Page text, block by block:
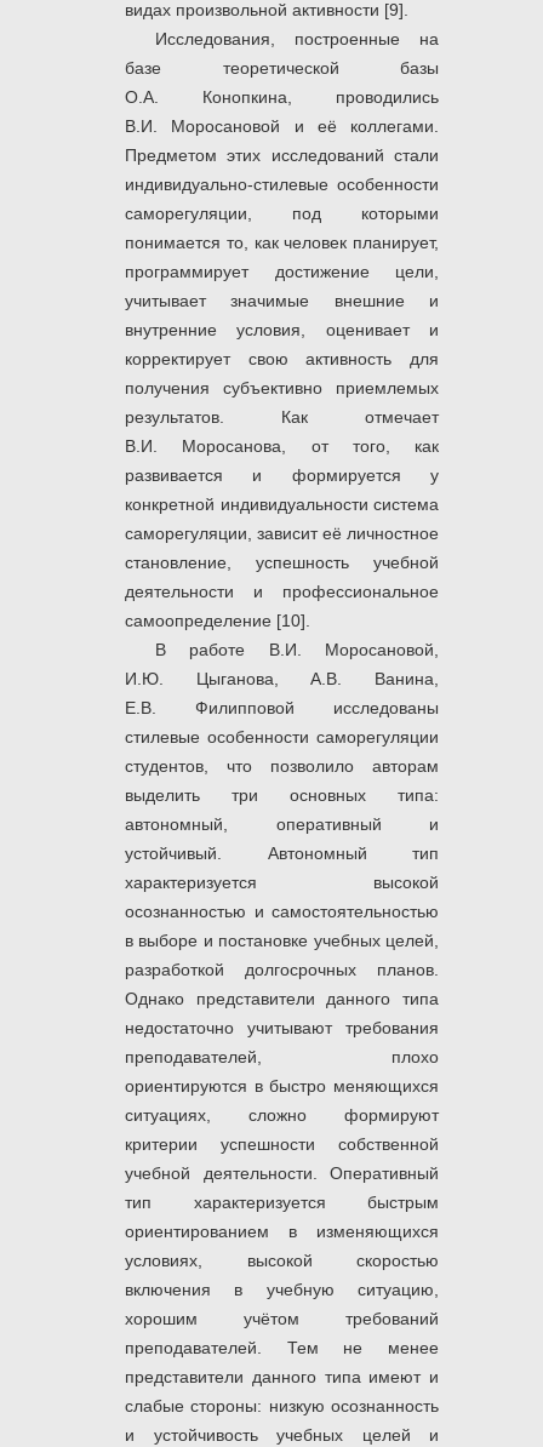
видах произвольной активности [9].
Исследования, построенные на
базе теоретической базы
О.А. Конопкина, проводились
В.И. Моросановой и её коллегами.
Предметом этих исследований стали
индивидуально-стилевые особенности
саморегуляции, под которыми
понимается то, как человек планирует,
программирует достижение цели,
учитывает значимые внешние и
внутренние условия, оценивает и
корректирует свою активность для
получения субъективно приемлемых
результатов. Как отмечает
В.И. Моросанова, от того, как
развивается и формируется у
конкретной индивидуальности система
саморегуляции, зависит её личностное
становление, успешность учебной
деятельности и профессиональное
самоопределение [10].
В работе В.И. Моросановой,
И.Ю. Цыганова, А.В. Ванина,
Е.В. Филипповой исследованы
стилевые особенности саморегуляции
студентов, что позволило авторам
выделить три основных типа:
автономный, оперативный и
устойчивый. Автономный тип
характеризуется высокой
осознанностью и самостоятельностью
в выборе и постановке учебных целей,
разработкой долгосрочных планов.
Однако представители данного типа
недостаточно учитывают требования
преподавателей, плохо
ориентируются в быстро меняющихся
ситуациях, сложно формируют
критерии успешности собственной
учебной деятельности. Оперативный
тип характеризуется быстрым
ориентированием в изменяющихся
условиях, высокой скоростью
включения в учебную ситуацию,
хорошим учётом требований
преподавателей. Тем не менее
представители данного типа имеют и
слабые стороны: низкую осознанность
и устойчивость учебных целей и